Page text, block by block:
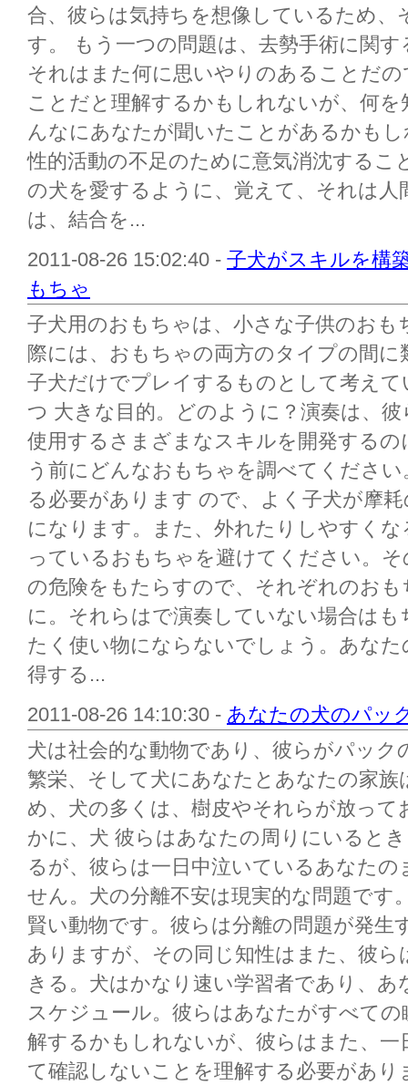
合、彼らは気持ちを想像しているため、
す。 もう一つの問題は、去勢手術に関
それはまた何に思いやりのあることだ
ことだと理解するかもしれないが、何
んなにあなたが聞いたことがあるかも
性的活動の不足のために意気消沈する
の犬を愛するように、覚えて、それは
は、結合を...
2011-08-26 15:02:40 - 子犬がスキルを構
もちゃ
子犬用のおもちゃは、小さな子供のお
際には、おもちゃの両方のタイプの間
子犬だけでプレイするものとして考え
つ 大きな目的。どのように？演奏は、
使用するさまざまなスキルを開発する
う前にどんなおもちゃを調べてくださ
る必要があります ので、よく子犬が摩
になります。また、外れたりしやすく
っているおもちゃを避けてください。
の危険をもたらすので、それぞれのお
に。それらはで演奏していない場合は
たく使い物にならないでしょう。あな
得する...
2011-08-26 14:10:30 - あなたの犬のパッ
犬は社会的な動物であり、彼らがパッ
繁栄、そして犬にあなたとあなたの家
め、犬の多くは、樹皮やそれらが放っ
かに、犬 彼らはあなたの周りにいると
るが、彼らは一日中泣いているあなた
せん。犬の分離不安は現実的な問題です
賢い動物です。彼らは分離の問題が発生
ありますが、その同じ知性はまた、彼
きる。犬はかなり速い学習者であり、
スケジュール。彼らはあなたがすべて
解するかもしれないが、彼らはまた、
て確認しないことを理解する必要があり